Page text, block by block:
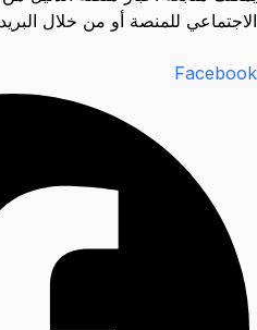
الاجتماعي للمنصة أو من خلال البريد
Facebook